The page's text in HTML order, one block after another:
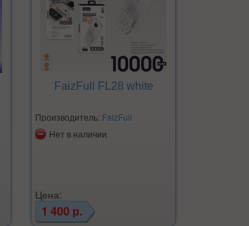
FaizFull FL28 white
Производитель: FaizFull
Нет в наличии
Цена:
1 400 р.